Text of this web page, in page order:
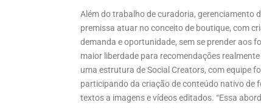
Além do trabalho de curadoria, gerenciamento
premissa atuar no conceito de boutique, com
demanda e oportunidade, sem se prender aos
maior liberdade para recomendações
uma estrutura de Social Creators, com equipe
participando da criação de conteúdo nativo de
textos a imagens e vídeos editados. “Essa